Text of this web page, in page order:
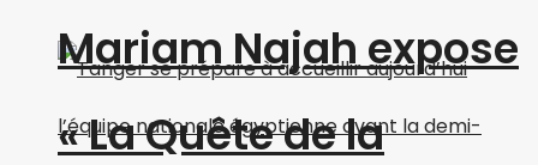
Mariam Najah expose
« La Quête de la